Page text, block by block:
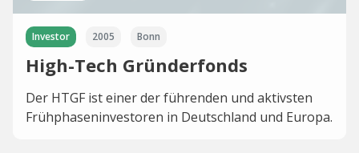
Investor 2005 Bonn
High-Tech Gründerfonds
Der HTGF ist einer der führenden und aktivsten
Frühphaseninvestoren in Deutschland und Europa.